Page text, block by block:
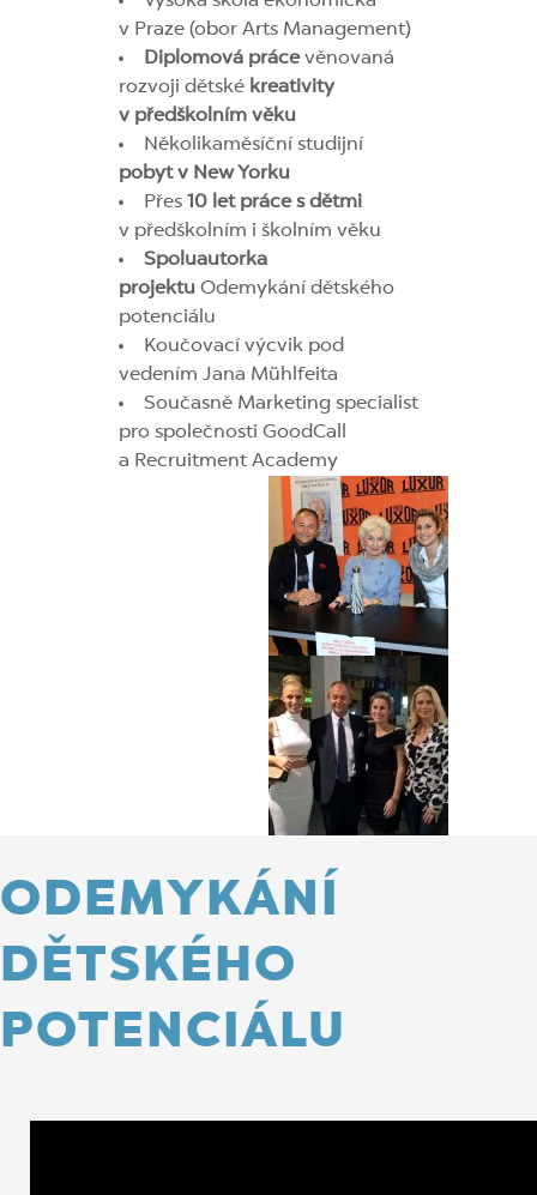
v Praze (obor Arts Management)
Diplomová prácevěnovaná
rozvoji dětské kreativity
v předškolním věku
Několikaměsíční studijní
pobyt v New Yorku
Přes 10 let práce s dětmi
v předškolním i školním věku
Spoluautorka
projektu Odemykání dětského
potenciálu
Koučovací výcvik pod
vedením Jana Mühlfeita
Současně Marketing specialist
pro společnosti GoodCall
a Recruitment Academy
ODEMYKÁNÍ
DĚTSKÉHO
POTENCIÁLU